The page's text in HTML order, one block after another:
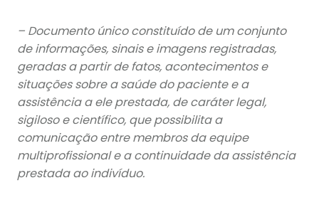
– Documento único constituído de um conjunto
de informações, sinais e imagens registradas,
geradas a partir de fatos, acontecimentos e
situações sobre a saúde do paciente e a
assistência a ele prestada, de caráter legal,
sigiloso e científico, que possibilita a
comunicação entre membros da equipe
multiprofissional e a continuidade da assistência
prestada ao indivíduo.